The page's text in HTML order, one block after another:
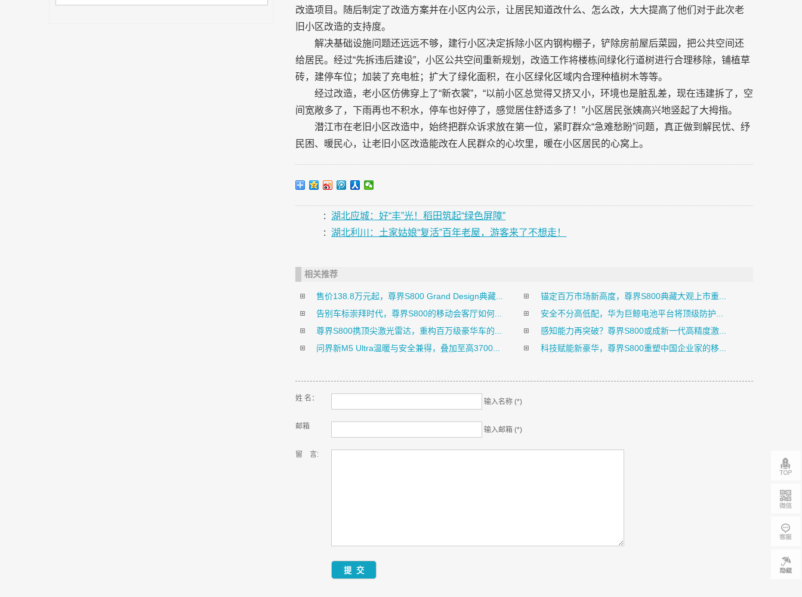
改造项目。随后制定了改造方案并在小区内公示，让居民知道改什么、怎么改，大大提高了他们对于此次老
旧小区改造的支持度。
解决基础设施问题还远远不够，建行小区决定拆除小区内钢构棚子，铲除房前屋后菜园，把公共空间还
给居民。经过“先拆违后建设”，小区公共空间重新规划，改造工作将楼栋间绿化行道树进行合理移除，铺植草
砖，建停车位；加装了充电桩；扩大了绿化面积，在小区绿化区域内合理种植树木等等。
经过改造，老小区仿佛穿上了“新衣裳”，“以前小区总觉得又挤又小，环境也是脏乱差，现在违建拆了，空
间宽敞多了，下雨再也不积水，停车也好停了，感觉居住舒适多了！”小区居民张姨高兴地竖起了大拇指。
潜江市在老旧小区改造中，始终把群众诉求放在第一位，紧盯群众“急难愁盼”问题，真正做到解民忧、纾
民困、暖民心，让老旧小区改造能改在人民群众的心坎里，暖在小区居民的心窝上。
:
湖北应城：好“丰”光！稻田筑起“绿色屏障”
:
湖北利川：土家姑娘“复活”百年老屋，游客来了不想走！
相关推荐
售价138.8万元起，尊界S800 Grand Design典藏...
锚定百万市场新高度，尊界S800典藏大观上市重...
告别车标崇拜时代，尊界S800的移动会客厅如何...
安全不分高低配，华为巨鲸电池平台将顶级防护...
尊界S800携顶尖激光雷达，重构百万级豪华车的...
感知能力再突破？尊界S800或成新一代高精度激...
问界新M5 Ultra温暖与安全兼得，叠加至高3700...
科技赋能新豪华，尊界S800重塑中国企业家的移...
姓 名： 输入名称 (*)
邮箱 输入邮箱 (*)
留 言: